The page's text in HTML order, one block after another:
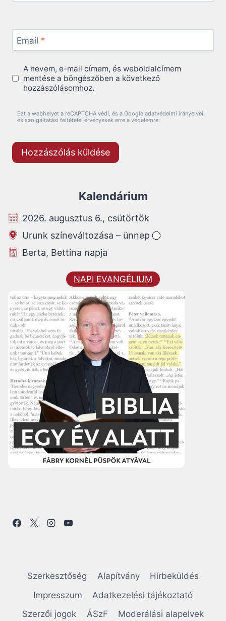
Email *
A nevem, e-mail címem, és weboldalcímem
mentése a böngészőben a következő
hozzászólásomhoz.
Ezt a webhelyet a reCAPTCHA védi, és a Google adatvédelmi irányelvei
és szolgáltatási feltételei érvényesek erre a védelemre.
Kalendárium
2026. augusztus 6., csütörtök
Urunk színeváltozása – ünnep
Berta, Bettina napja
NAPI EVANGÉLIUM
Szerkesztőség Alapítvány
Hírbeküldés
Impresszum
Adatkezelési tájékoztató
Szerzői jogok
ÁSzF Moderálási alapelvek